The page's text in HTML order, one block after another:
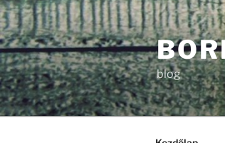
Tartalomhoz
blog